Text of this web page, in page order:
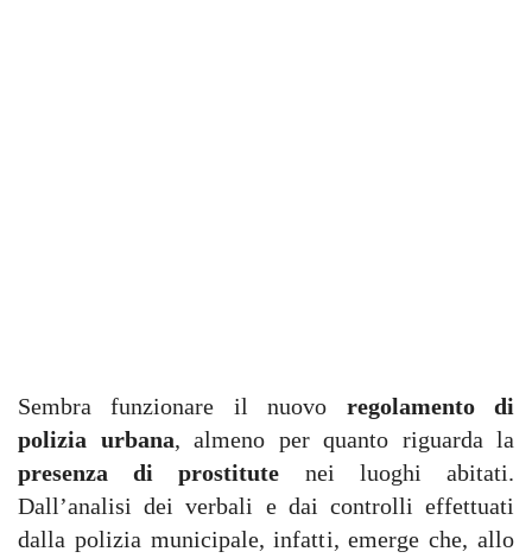
Sembra funzionare il nuovo regolamento di
polizia urbana, almeno per quanto riguarda la
presenza di prostitute nei luoghi abitati.
Dall’analisi dei verbali e dai controlli effettuati
dalla polizia municipale, infatti, emerge che, allo